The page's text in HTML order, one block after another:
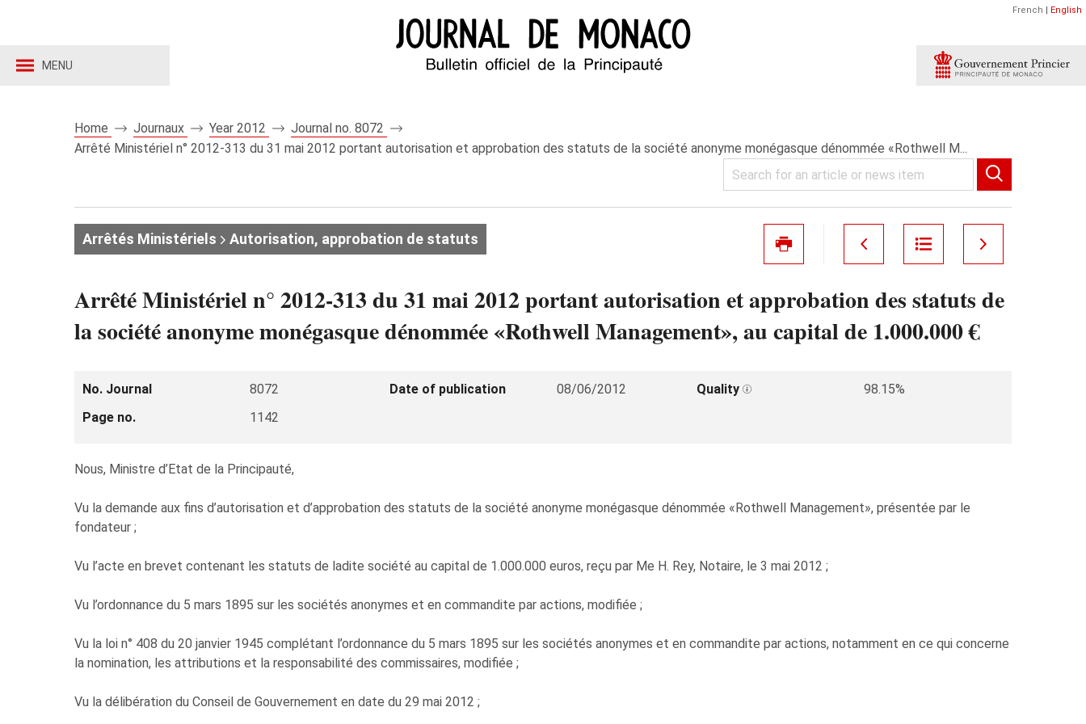
MENU
French | English
Home Journaux Year 2012
Journal no. 8072
Arrêté Ministériel n° 2012-313 du 31 mai 2012 portant autorisation et approbation des statuts de la société anonyme monégasque dénommée «Rothwell M...
Arrêtés Ministériels Autorisation, approbation de statuts
Arrêté Ministériel n° 2012-313 du 31 mai 2012 portant autorisation et approbation des statuts de
la société anonyme monégasque dénommée «Rothwell Management», au capital de 1.000.000 €
No. Journal 8072 Date of publication 08/06/2012 Quality
98.15%
Page no.
1142
Nous, Ministre d’Etat de la Principauté,
Vu la demande aux fins d’autorisation et d’approbation des statuts de la société anonyme monégasque dénommée «Rothwell Management», présentée par le
fondateur ;
Vu l’acte en brevet contenant les statuts de ladite société au capital de 1.000.000 euros, reçu par Me H. Rey, Notaire, le 3 mai 2012 ;
Vu l’ordonnance du 5 mars 1895 sur les sociétés anonymes et en commandite par actions, modifiée ;
Vu la loi n° 408 du 20 janvier 1945 complétant l’ordonnance du 5 mars 1895 sur les sociétés anonymes et en commandite par actions, notamment en ce qui concerne
la nomination, les attributions et la responsabilité des commissaires, modifiée ;
Vu la délibération du Conseil de Gouvernement en date du 29 mai 2012 ;